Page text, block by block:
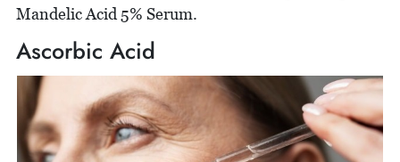
Mandelic Acid 5% Serum.
Ascorbic Acid